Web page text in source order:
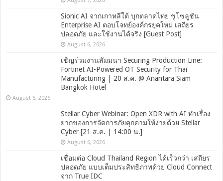
Sionic AI จากเกาหลีใต้ บุกตลาดไทย ชูโซลูชัน
Enterprise AI ตอบโจทย์องค์กรยุคใหม่ เสถียร
ปลอดภัย และใช้งานได้จริง [Guest Post]
August 6, 2026
เชิญร่วมงานสัมมนา Securing Production Line:
Fortinet AI-Powered OT Security for Thai
Manufacturing | 20 ส.ค. @ Anantara Siam
Bangkok Hotel
August 6, 2026
Stellar Cyber Webinar: Open XDR with AI ทำเรื่อง
ยากของการจัดการภัยคุกคามให้ง่ายด้วย Stellar
Cyber [21 ส.ค. | 14:00 น.]
August 6, 2026
เชื่อมต่อ Cloud Thailand Region ได้เร็วกว่า เสถียร
ปลอดภัย แบบเต็มประสิทธิภาพด้วย Cloud Connect
จาก True IDC